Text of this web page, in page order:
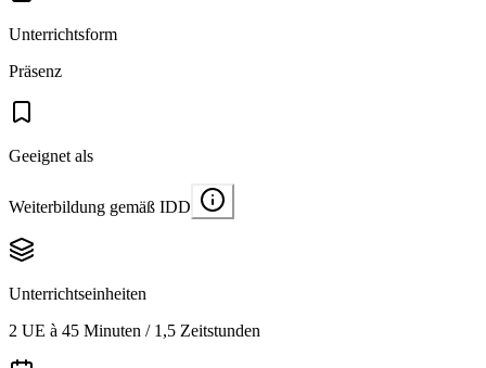
Unterrichtsform
Präsenz
Geeignet als
Weiterbildung gemäß IDD
Unterrichtseinheiten
2 UE à 45 Minuten / 1,5 Zeitstunden